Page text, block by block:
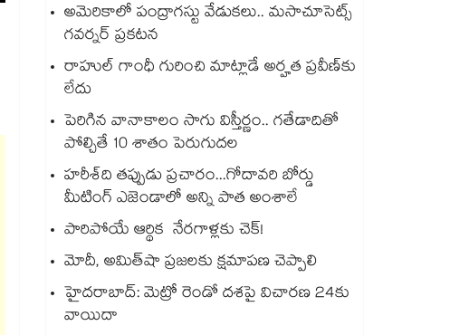
అమెరికాలో పంద్రాగస్టు వేడుకలు.. మసాచూసెట్స్
గవర్నర్ ప్రకటన
రాహుల్ గాంధీ గురించి మాట్లాడే అర్హత ప్రవీణ్‌‌‌‌కు
లేదు
పెరిగిన వానాకాలం సాగు విస్తీర్ణం.. గతేడాదితో
పోల్చితే 10 శాతం పెరుగుదల
హరీశ్‌‌‌‌ది తప్పుడు ప్రచారం...గోదావరి బోర్డు
మీటింగ్ ఎజెండాలో అన్ని పాత అంశాలే
పారిపోయే ఆర్థిక నేరగాళ్లకు చెక్!
మోదీ, అమిత్‌‌‌‌‌‌‌‌‌‌‌‌‌‌‌‌షా ప్రజలకు క్షమాపణ చెప్పాలి
హైదరాబాద్: మెట్రో రెండో దశపై విచారణ 24కు
వాయిదా